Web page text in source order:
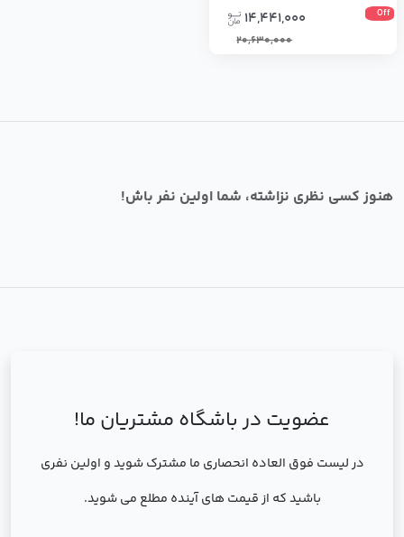
Off
14,441,000
20,630,000
هنوز کسی نظری نزاشته، شما اولین نفر باش!
عضویت در باشگاه مشتریان ما!
در لیست فوق العاده انحصاری ما مشترک شوید و اولین نفری
باشید که از قیمت های آینده مطلع می شوید.